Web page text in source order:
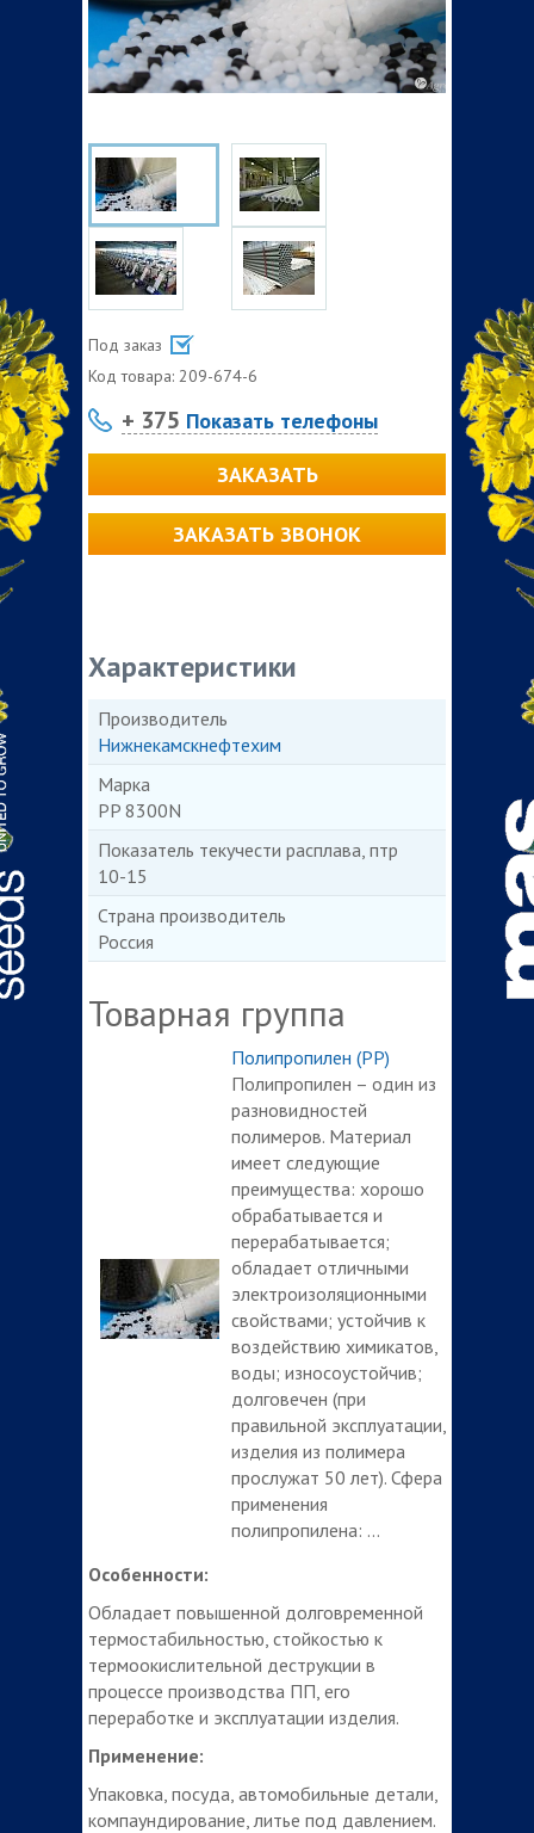
Под заказ
Код товара: 209-674-6
+ 375 Показать телефоны
ЗАКАЗАТЬ
ЗАКАЗАТЬ ЗВОНОК
Характеристики
Производитель
Нижнекамскнефтехим
Марка
PP 8300N
Показатель текучести расплава, птр
10-15
Страна производитель
Россия
Товарная группа
Полипропилен (PP)
Полипропилен – один из
разновидностей
полимеров. Материал
имеет следующие
преимущества: хорошо
обрабатывается и
перерабатывается;
обладает отличными
электроизоляционными
свойствами; устойчив к
воздействию химикатов,
воды; износоустойчив;
долговечен (при
правильной эксплуатации,
изделия из полимера
прослужат 50 лет). Сфера
применения
полипропилена: ...
Особенности:
Обладает повышенной долговременной
термостабильностью, стойкостью к
термоокислительной деструкции в
процессе производства ПП, его
переработке и эксплуатации изделия.
Применение:
Упаковка, посуда, автомобильные детали,
компаундирование, литье под давлением.